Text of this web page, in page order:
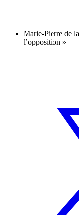
Marie-Pierre de
l’opposition »